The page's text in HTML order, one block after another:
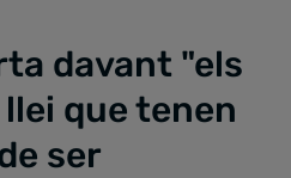
davant "els
que tenen
ser